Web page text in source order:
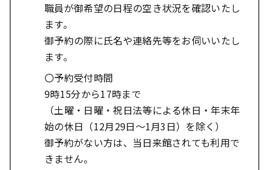
職員が御希望の日程の空き状況を確認いたし
ます。
御予約の際に氏名や連絡先等をお伺いいたし
ます。
〇予約受付時間
9時15分から17時まで
（土曜・日曜・祝日法等による休日・年末年
始の休日（12月29日～1月3日）を除く）
御予約がない方は、当日来館されても利用で
きません。